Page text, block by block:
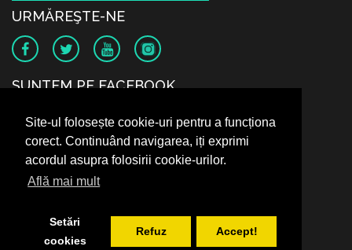
Site-ul folosește cookie-uri pentru a funcționa
corect. Continuând navigarea, iți exprimi
acordul asupra folosirii cookie-urilor.
Află mai mult
Setări
cookies
Refuz Accept!
URMĂREŞTE-NE
SUNTEM PE FACEBOOK